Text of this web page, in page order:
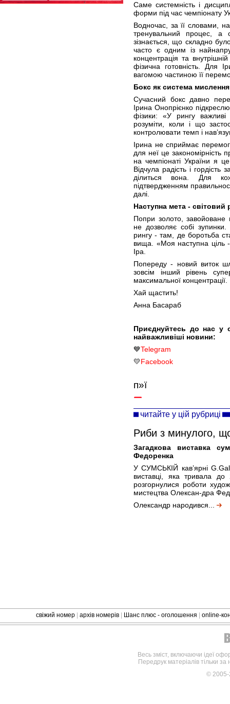
Саме системність і
форми під час чемпіонату
Водночас, за її словами,
тренувальний процес, а
зізнається, що складно
часто є одним із
концентрація та
фізична готовність. Для
вагомою частиною її
Бокс як система мислення
Сучасний бокс давно
Ірина Онопрієнко
фізики: «У рингу
розуміти, коли і що
контролювати темп і
Ірина не сприймає
для неї це закономірність
на чемпіонаті України я
Відчула радість і
ділиться вона. Для
підтвердженням
далі.
Наступна мета - світовий
Попри золото, завойоване
не дозволяє собі
рингу - там, де боротьба
вища. «Моя наступна ціль -
Іра.
Попереду - новий виток
зовсім інший рівень
максимальної концентрації.
Хай щастить!
Анна Басараб
Приєднуйтесь до нас у
найважливіші новини:
💙Telegram
💛Facebook
п»ї
читайте у цій рубриці
Риби з минулого,
Загадкова виставка
Федоренка
У СУМСЬКІЙ кав’ярні
виставці, яка тривала
розгорнулися роботи
мистецтва Олексан-дра
Олександр народився...
свіжий номер архів номерів Шанс плюс - оголошення online-
Весь зміст, включаючи ідеї
Передрук матеріалів тільки
©